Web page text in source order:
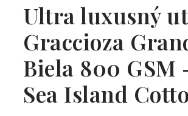
Ultra luxusný
Graccioza
Biela 800 GSM
Sea Island